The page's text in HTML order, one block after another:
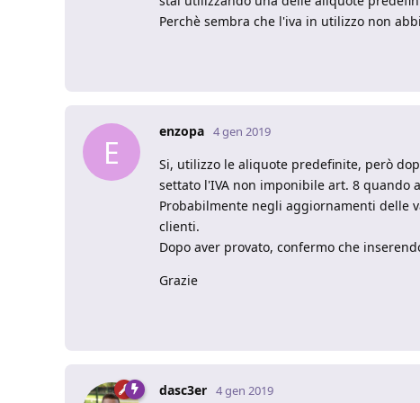
Perchè sembra che l'iva in utilizzo non
E
enzopa 4 gen 2019
Si, utilizzo le aliquote predefinite, però
settato l'IVA non imponibile art. 8 quando
Probabilmente negli aggiornamenti delle
clienti.
Dopo aver provato, confermo che
Grazie
dasc3er 4 gen 2019